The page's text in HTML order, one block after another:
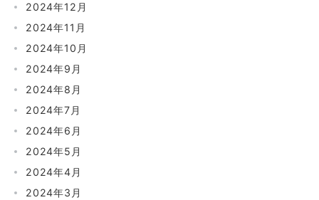
2024年12月
2024年11月
2024年10月
2024年9月
2024年8月
2024年7月
2024年6月
2024年5月
2024年4月
2024年3月